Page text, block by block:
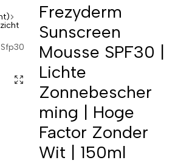
Frezyderm
Sunscreen
Mousse SPF30 |
Lichte
Zonnebescher
ming | Hoge
Factor Zonder
Wit | 150ml